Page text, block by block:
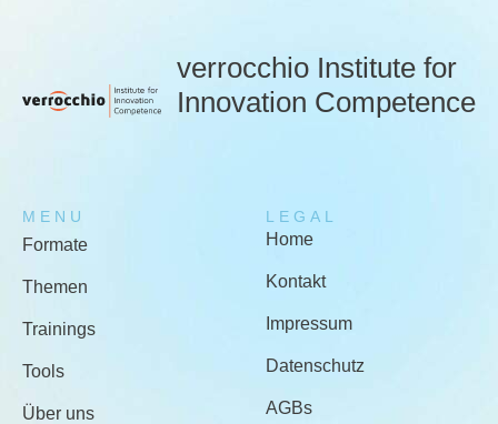
verrocchio Institute for
Innovation Competence
MENU
Formate
Themen
Trainings
Tools
Über uns
LEGAL
Home
Kontakt
Impressum
Datenschutz
AGBs